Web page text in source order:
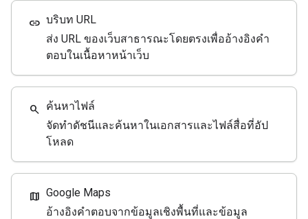
link บริบท URL
ส่ง URL ของเว็บสาธารณะโดยตรงเพื่ออ้างอิงคำ
ตอบในเนื้อหาหน้าเว็บ
search ค้นหาไฟล์
จัดทำดัชนีและค้นหาในเอกสารและไฟล์สื่อที่อัป
โหลด
map Google Maps
อ้างอิงคำตอบจากข้อมูลเชิงพื้นที่และข้อมูล